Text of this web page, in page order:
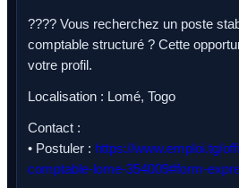
???? Vous recherchez un poste
comptable structuré ? Cette
votre profil.
Localisation : Lomé, Togo
Contact :
• Postuler : https://www.emploi.tg/
comptable-lome-354009#form-